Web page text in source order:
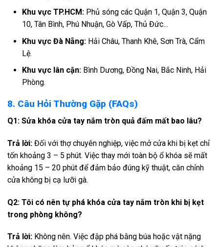
Khu vực TP.HCM: Phủ sóng các Quận 1, Quận 3, Quận
10, Tân Bình, Phú Nhuận, Gò Vấp, Thủ Đức…
Khu vực Đà Nẵng: Hải Châu, Thanh Khê, Sơn Trà, Cẩm
Lệ.
Khu vực lân cận: Bình Dương, Đồng Nai, Bắc Ninh, Hải
Phòng.
8. Câu Hỏi Thường Gặp (FAQs)
Q1: Sửa khóa cửa tay nắm tròn quả đấm mất bao lâu?
Trả lời: Đối với thợ chuyên nghiệp, việc mở cửa khi bị kẹt chỉ
tốn khoảng 3 – 5 phút. Việc thay mới toàn bộ ổ khóa sẽ mất
khoảng 15 – 20 phút để đảm bảo đúng kỹ thuật, căn chỉnh
cửa không bị cạ lưỡi gà.
Q2: Tôi có nên tự phá khóa cửa tay nắm tròn khi bị kẹt
trong phòng không?
Trả lời: Không nên. Việc đập phá bằng búa hoặc vật nặng